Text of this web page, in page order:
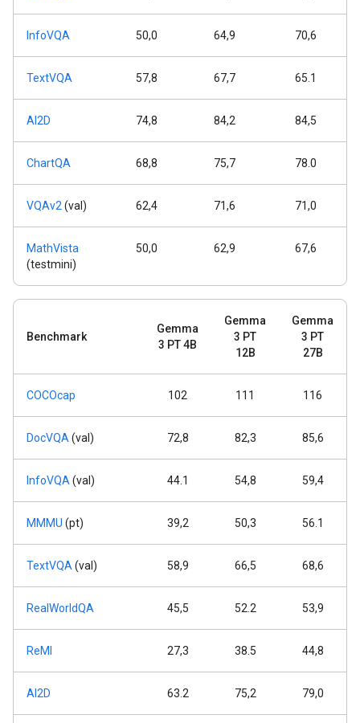
InfoVQA 50,0 64,9 70,6
TextVQA 57,8 67,7 65.1
AI2D 74,8 84,2 84,5
ChartQA 68,8 75,7 78.0
VQAv2 (val) 62,4 71,6 71,0
MathVista
(testmini)
50,0 62,9 67,6
Benchmark
Gemma
3 PT 4B
Gemma
3 PT
12B
Gemma
3 PT
27B
COCOcap 102 111 116
DocVQA (val) 72,8 82,3 85,6
InfoVQA (val) 44.1 54,8 59,4
MMMU (pt) 39,2 50,3 56.1
TextVQA (val) 58,9 66,5 68,6
RealWorldQA 45,5 52.2 53,9
ReMI 27,3 38.5 44,8
AI2D 63.2 75,2 79,0